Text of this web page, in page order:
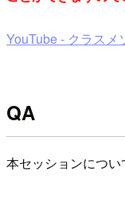
YouTube - クラス
QA
本セッションについ